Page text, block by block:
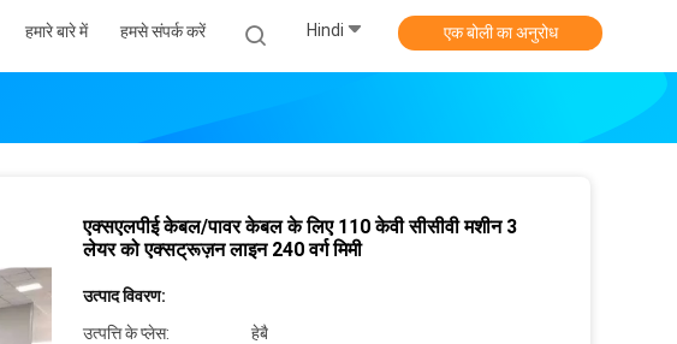
हमारे बारे में हमसे संपर्क करें Hindi एक बोली का अनुरोध
एक्सएलपीई केबल/पावर केबल के लिए 110 केवी सीसीवी मशीन 3
लेयर को एक्सट्रूज़न लाइन 240 वर्ग मिमी
उत्पाद विवरण:
उत्पत्ति के प्लेस:
हेबै